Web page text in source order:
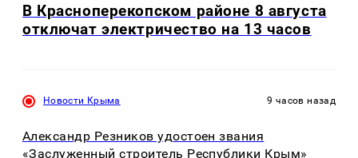
В Красноперекопском районе 8 августа
отключат электричество на 13 часов
Новости Крыма 9 часов назад
Александр Резников удостоен звания
«Заслуженный строитель Республики Крым»